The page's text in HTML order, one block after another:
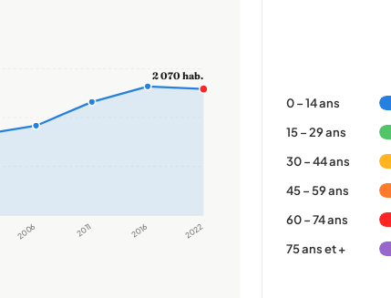
2006 2011 2016 2022
2 070 hab.
0 – 14 ans
15 – 29 ans
30 – 44 ans
45 – 59 ans
60 – 74 ans
75 ans et +